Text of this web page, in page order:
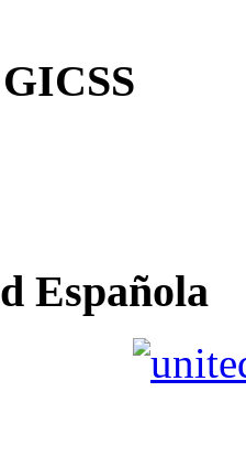
Española